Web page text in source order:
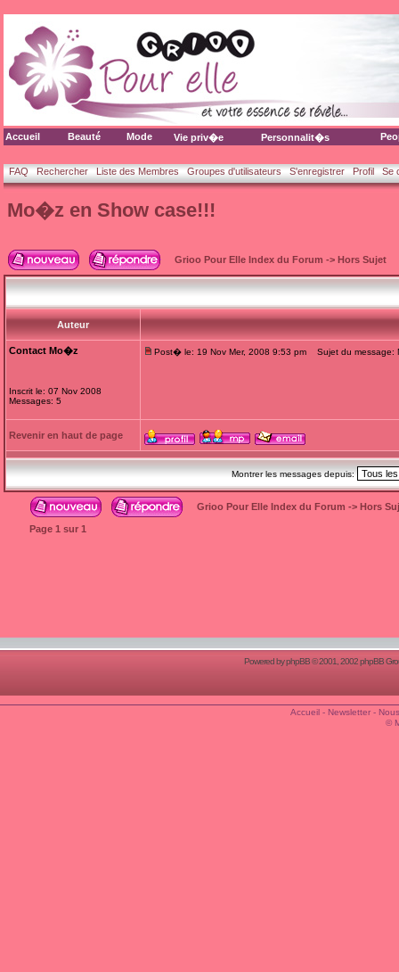
Accueil Beauté Mode Vie priv�e Personnalit�s
FAQ Rechercher Liste des Membres Groupes d'utilisateurs S'enregistrer Profil Se
Mo�z en Show case!!!
Grioo Pour Elle Index du Forum -> Hors Sujet
Auteur
Contact Mo�z
Inscrit le: 07 Nov 2008
Messages: 5
Post� le: 19 Nov Mer, 2008 9:53 pm Sujet du message:
Revenir en haut de page
Montrer les messages depuis:
Grioo Pour Elle Index du Forum -> Hors
Page 1 sur 1
Powered byphpBB© 2001, 2002 phpBB
Accueil- Newsletter-
©